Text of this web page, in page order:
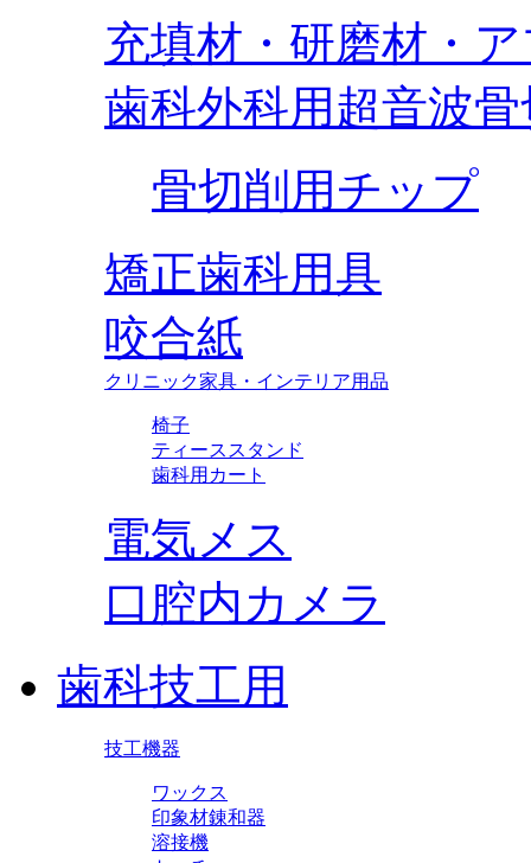
充填材・研磨材・
歯科外科用超音波
骨切削用チップ
矯正歯科用具
咬合紙
クリニック家具・インテリア用品
椅子
ティーススタンド
歯科用カート
電気メス
口腔内カメラ
歯科技工用
技工機器
ワックス
印象材錬和器
溶接機